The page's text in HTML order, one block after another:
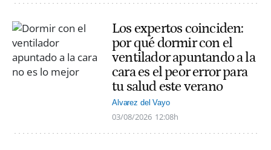
Los expertos coinciden:
por qué dormir con el
ventilador apuntando a la
cara es el peor error para
tu salud este verano
Alvarez del Vayo
03/08/2026 12:08h